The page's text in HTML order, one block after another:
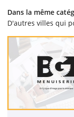
Dans la même
D'autres villes qui